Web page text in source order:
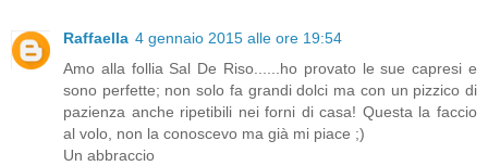
Raffaella 4 gennaio 2015 alle ore 19:54
Amo alla follia Sal De Riso......ho provato le sue capresi e
sono perfette; non solo fa grandi dolci ma con un pizzico di
pazienza anche ripetibili nei forni di casa! Questa la faccio
al volo, non la conoscevo ma già mi piace ;)
Un abbraccio